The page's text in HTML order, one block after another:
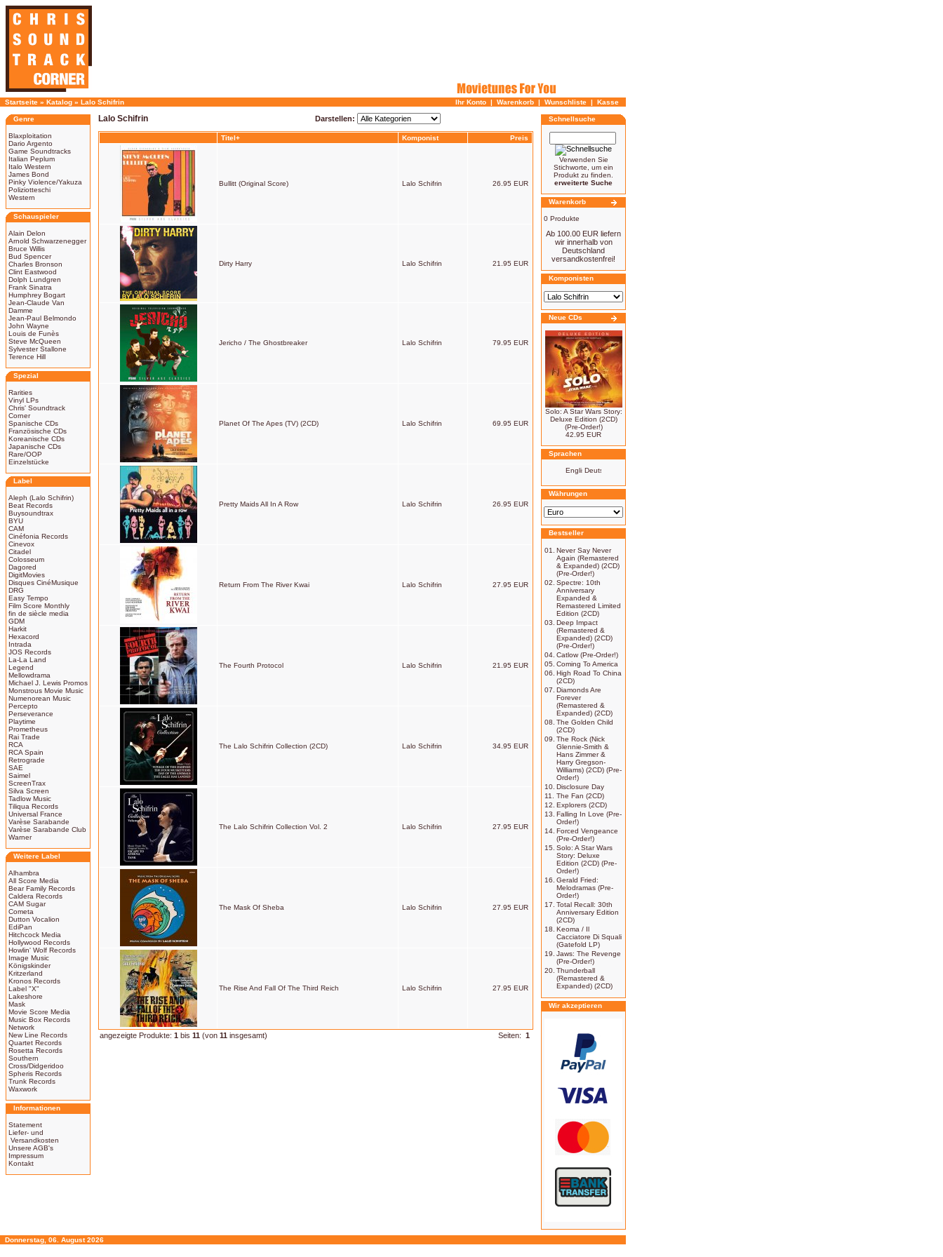
Startseite » Katalog » Lalo Schifrin Ihr Konto | Warenkorb | Wunschliste | Kasse
Genre
Blaxploitation
Dario Argento
Game Soundtracks
Italian Peplum
Italo Western
James Bond
Pinky Violence/Yakuza
Poliziotteschi
Western
Schauspieler
Alain Delon
Arnold Schwarzenegger
Bruce Willis
Bud Spencer
Charles Bronson
Clint Eastwood
Dolph Lundgren
Frank Sinatra
Humphrey Bogart
Jean-Claude Van
Damme
Jean-Paul Belmondo
John Wayne
Louis de Funès
Steve McQueen
Sylvester Stallone
Terence Hill
Spezial
Rarities
Vinyl LPs
Chris' Soundtrack
Corner
Spanische CDs
Französische CDs
Koreanische CDs
Japanische CDs
Rare/OOP
Einzelstücke
Label
Aleph (Lalo Schifrin)
Beat Records
Buysoundtrax
BYU
CAM
Cinéfonia Records
Cinevox
Citadel
Colosseum
Dagored
DigitMovies
Disques CinéMusique
DRG
Easy Tempo
Film Score Monthly
fin de siècle media
GDM
Harkit
Hexacord
Intrada
JOS Records
La-La Land
Legend
Mellowdrama
Michael J. Lewis Promos
Monstrous Movie Music
Numenorean Music
Percepto
Perseverance
Playtime
Prometheus
Rai Trade
RCA
RCA Spain
Retrograde
SAE
Saimel
ScreenTrax
Silva Screen
Tadlow Music
Tiliqua Records
Universal France
Varèse Sarabande
Varèse Sarabande Club
Warner
Weitere Label
Alhambra
All Score Media
Bear Family Records
Caldera Records
CAM Sugar
Cometa
Dutton Vocalion
EdiPan
Hitchcock Media
Hollywood Records
Howlin' Wolf Records
Image Music
Königskinder
Kritzerland
Kronos Records
Label "X"
Lakeshore
Mask
Movie Score Media
Music Box Records
Network
New Line Records
Quartet Records
Rosetta Records
Southern
Cross/Didgeridoo
Spheris Records
Trunk Records
Waxwork
Informationen
Statement
Liefer- und
Versandkosten
Unsere AGB's
Impressum
Kontakt
Lalo Schifrin Darstellen:
Titel+ Komponist Preis
Bullitt (Original Score) Lalo Schifrin 26.95 EUR
Dirty Harry Lalo Schifrin 21.95 EUR
Jericho / The Ghostbreaker Lalo Schifrin 79.95 EUR
Planet Of The Apes (TV) (2CD) Lalo Schifrin 69.95 EUR
Pretty Maids All In A Row Lalo Schifrin 26.95 EUR
Return From The River Kwai Lalo Schifrin 27.95 EUR
The Fourth Protocol Lalo Schifrin 21.95 EUR
The Lalo Schifrin Collection (2CD) Lalo Schifrin 34.95 EUR
The Lalo Schifrin Collection Vol. 2 Lalo Schifrin 27.95 EUR
The Mask Of Sheba Lalo Schifrin 27.95 EUR
The Rise And Fall Of The Third Reich Lalo Schifrin 27.95 EUR
angezeigte Produkte: 1 bis 11 (von 11 insgesamt) Seiten: 1
Schnellsuche
Verwenden Sie
Stichworte, um ein
Produkt zu finden.
erweiterte Suche
Warenkorb
0 Produkte
Ab 100.00 EUR liefern
wir innerhalb von
Deutschland
versandkostenfrei!
Komponisten
Neue CDs
Solo: A Star Wars Story:
Deluxe Edition (2CD)
(Pre-Order!)
42.95 EUR
Sprachen
Währungen
Bestseller
01.
Never Say Never
Again (Remastered
& Expanded) (2CD)
(Pre-Order!)
02. Spectre: 10th
Anniversary
Expanded &
Remastered Limited
Edition (2CD)
03. Deep Impact
(Remastered &
Expanded) (2CD)
(Pre-Order!)
04. Catlow (Pre-Order!)
05. Coming To America
06. High Road To China
(2CD)
07. Diamonds Are
Forever
(Remastered &
Expanded) (2CD)
08. The Golden Child
(2CD)
09. The Rock (Nick
Glennie-Smith &
Hans Zimmer &
Harry Gregson-
Williams) (2CD) (Pre-
Order!)
10. Disclosure Day
11.
The Fan (2CD)
12. Explorers (2CD)
13. Falling In Love (Pre-
Order!)
14. Forced Vengeance
(Pre-Order!)
15. Solo: A Star Wars
Story: Deluxe
Edition (2CD) (Pre-
Order!)
16. Gerald Fried:
Melodramas (Pre-
Order!)
17. Total Recall: 30th
Anniversary Edition
(2CD)
18. Keoma / Il
Cacciatore Di Squali
(Gatefold LP)
19. Jaws: The Revenge
(Pre-Order!)
20. Thunderball
(Remastered &
Expanded) (2CD)
Wir akzeptieren
Donnerstag, 06. August 2026